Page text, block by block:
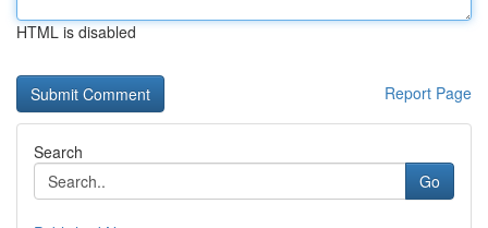
HTML is disabled
Report Page
Search
Go